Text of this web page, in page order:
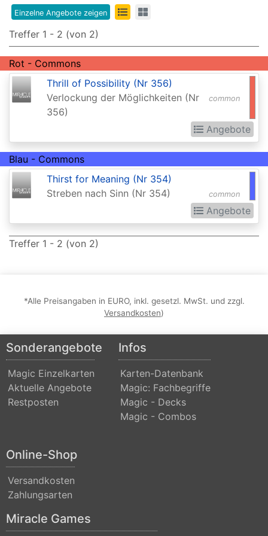
Edition
8th
9th
Edition
Adventures
the
Forgotten
Realms
in
the
Extras
Revolt
Aetherdrift
Aetherdrift:
Extras
Alliances
Alpha
Amonkhet
Amonkhet
Einzelne Angebote zeigen
Treffer 1 - 2 (von 2)
Rot - Commons
common
Thrill of Possibility (Nr 356)
Verlockung der Möglichkeiten (Nr
356)
Angebote
Blau - Commons
common
Thirst for Meaning (Nr 354)
Streben nach Sinn (Nr 354)
Angebote
Treffer 1 - 2 (von 2)
*Alle Preisangaben in EURO, inkl. gesetzl. MwSt. und zzgl.
Versandkosten)
Sonderangebote
Magic Einzelkarten
Aktuelle Angebote
Restposten
Infos
Karten-Datenbank
Magic: Fachbegriffe
Magic - Decks
Magic - Combos
Online-Shop
Versandkosten
Zahlungsarten
Miracle Games